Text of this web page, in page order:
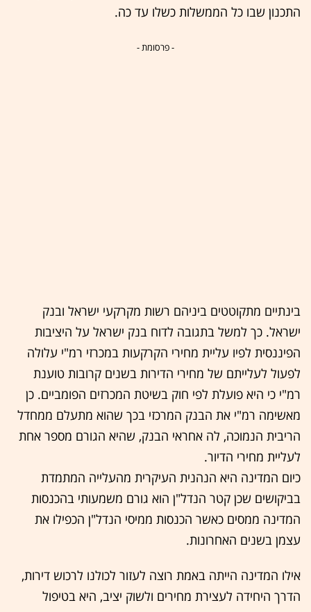
התכנון שבו כל הממשלות כשלו עד כה.
- פרסומת -
בינתיים מתקוטטים ביניהם רשות מקרקעי ישראל ובנק
ישראל. כך למשל בתגובה לדוח בנק ישראל על היציבות
הפיננסית לפיו עליית מחירי הקרקעות במכרזי רמ"י עלולה
לפעול לעלייתם של מחירי הדירות בשנים קרובות טוענת
רמ"י כי היא פועלת לפי חוק בשיטת המכרזים הפומביים. כן
מאשימה רמ"י את הבנק המרכזי בכך שהוא מתעלם ממחדל
הריבית הנמוכה, לה אחראי הבנק, שהיא הגורם מספר אחת
לעליית מחירי הדיור.
כיום המדינה היא הנהנית העיקרית מהעלייה המתמדת
בביקושים שכן קטר הנדל"ן הוא גורם משמעותי בהכנסות
המדינה ממסים כאשר הכנסות ממיסי הנדל"ן הכפילו את
עצמן בשנים האחרונות.
אילו המדינה הייתה באמת רוצה לעזור לכולנו לרכוש דירות,
הדרך היחידה לעצירת מחירים ולשוק יציב, היא בטיפול